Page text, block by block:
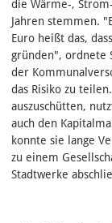
die Wärme-,
Jahren stemmen.
Euro heißt das,
gründen", ordnete
der
das Risiko zu
auszuschütten,
auch den
konnte sie lange
zu einem
Stadtwerke